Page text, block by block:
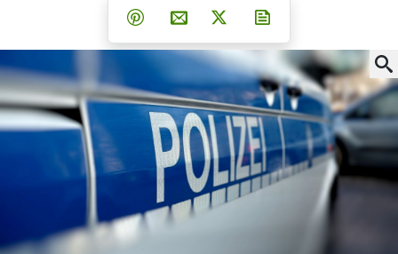
Teilen auf Facebook
Teilen auf Whatsapp
Teilen auf Telegram
Teilen auf Pinterest
Per E-Mail teilen
Post auf X